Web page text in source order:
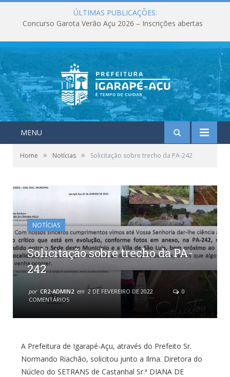
ÚLTIMAS PUBLICAÇÕES:
Concurso Garota Verão Açu 2026 – Inscrições abertas
MENU
Home » Notícias » Solicitação sobre trecho da PA-242
NOTÍCIAS
Solicitação sobre trecho da PA-
242
por CR2-ADMIN2 em 2 DE FEVEREIRO DE 2022
0
COMENTÁRIOS
A Prefeitura de Igarapé-Açu, através do Prefeito Sr.
Normando Riachão, solicitou junto a Ilma. Diretora do
Núcleo do SETRANS de Castanhal Sr.ª DIANA DE